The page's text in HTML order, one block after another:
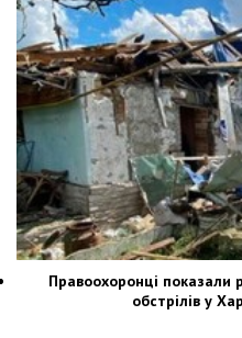
Правоохоронці показали
обстрілів у